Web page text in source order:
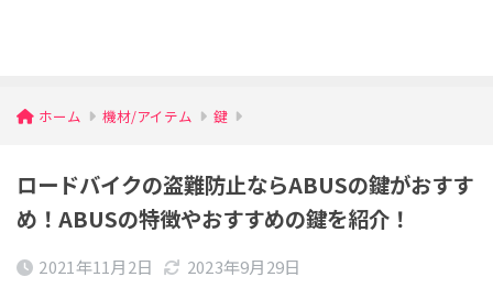
ホーム 機材/アイテム 鍵
ロードバイクの盗難防止ならABUSの鍵がおすす
め！ABUSの特徴やおすすめの鍵を紹介！
2021年11月2日 2023年9月29日